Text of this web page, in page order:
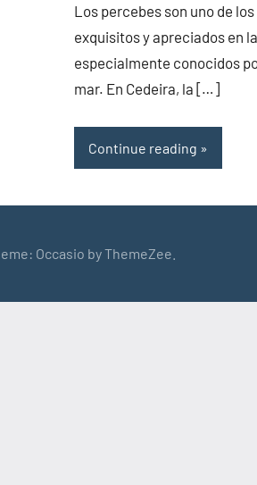
Los percebes son uno de
exquisitos y apreciados en
especialmente conocidos
mar. En Cedeira, la […]
Continue reading
Occasio by ThemeZee.